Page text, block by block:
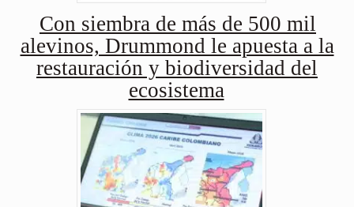
Con siembra de más de 500 mil
alevinos, Drummond le apuesta a la
restauración y biodiversidad del
ecosistema